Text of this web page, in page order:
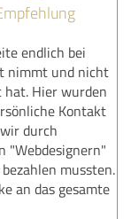
endlich bei
nimmt und nicht
hat. Hier wurden
Kontakt
durch
"Webdesignern"
mussten.
an das gesamte